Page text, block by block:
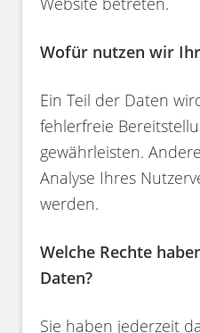
Wofür nutzen wir
Ein Teil der Daten
fehlerfreie
gewährleisten.
Analyse Ihres
werden.
Welche Rechte
Daten?
Sie haben jederzeit